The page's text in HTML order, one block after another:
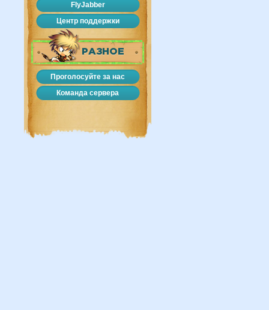
FlyJabber
Центр поддержки
РАЗНОЕ
Проголосуйте за нас
Команда сервера